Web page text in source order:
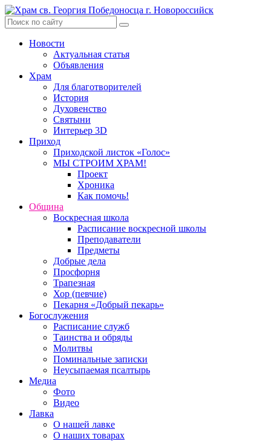
Skip
to
content
Новости
Актуальная статья
Объявления
Храм
Для благотворителей
История
Духовенство
Святыни
Интерьер 3D
Приход
Приходской листок «Голос»
МЫ СТРОИМ ХРАМ!
Проект
Хроника
Как помочь!
Община
Воскресная школа
Расписание воскресной школы
Преподаватели
Предметы
Добрые дела
Просфорня
Трапезная
Хор (певчие)
Пекарня «Добрый пекарь»
Богослужения
Расписание служб
Таинства и обряды
Молитвы
Поминальные записки
Неусыпаемая псалтырь
Медиа
Фото
Видео
Лавка
О нашей лавке
О наших товарах